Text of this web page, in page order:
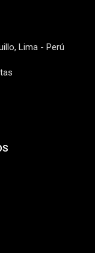
Lima - Perú